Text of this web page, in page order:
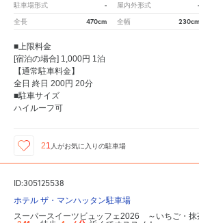
駐車場形式 - 屋内外形式 -
全長 470cm 全幅 230cm
■上限料金
[宿泊の場合] 1,000円 1泊
【通常駐車料金】
全日 終日 200円 20分
■駐車サイズ
ハイルーフ可
21 人がお気に入りの駐車場
ID:305125538
ホテル ザ・マンハッタン駐車場
スーパースイーツビュッフェ2026 ～いちご・抹